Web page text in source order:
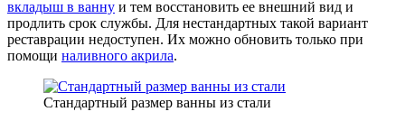
вкладыш в ванну и тем восстановить ее внешний вид и
продлить срок службы. Для нестандартных такой вариант
реставрации недоступен. Их можно обновить только при
помощи наливного акрила.
Стандартный размер ванны из стали